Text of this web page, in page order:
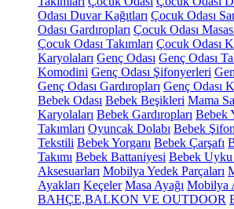
Odası Duvar Kağıtları Çocuk Odası
Odası Gardıropları Çocuk Odası
Çocuk Odası Takımları Çocuk Odası
Karyolaları Genç Odası Genç Odası
Komodini Genç Odası Şifonyerleri
Genç Odası Gardıropları Genç Odası
Bebek Odası Bebek Beşikleri Mama
Karyolaları Bebek Gardıropları Bebek
Takımları Oyuncak Dolabı Bebek
Tekstili Bebek Yorganı Bebek Çarşafı
Takımı Bebek Battaniyesi Bebek Uyku
Aksesuarları Mobilya Yedek Parçaları
Ayakları Keçeler Masa Ayağı Mobilya
BAHÇE,BALKON VE OUTDOOR